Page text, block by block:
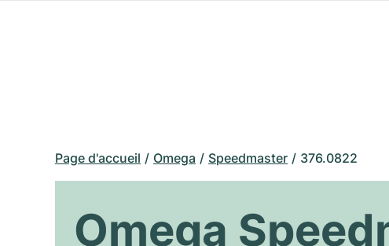
Page d'accueil Omega Speedmaster 376.0822
Omega